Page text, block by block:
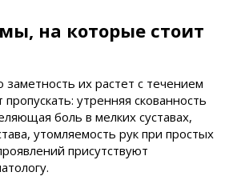
на которые стоит
их растет с течением
утренняя скованность
боль в мелких суставах,
утомляемость рук при простых
присутствуют